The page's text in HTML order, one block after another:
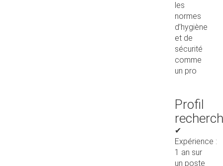
les
normes
d’hygiène
et de
sécurité
comme
un pro
Profil
✔
Expérience :
1 an sur
un poste